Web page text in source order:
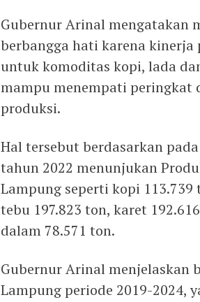
Gubernur Arinal mengatakan
berbangga hati karena
untuk komoditas kopi, lada
mampu menempati peringkat
produksi.
Hal tersebut berdasarkan
tahun 2022 menunjukan
Lampung seperti kopi 113.739
tebu 197.823 ton, karet
dalam 78.571 ton.
Gubernur Arinal menjelaskan
Lampung periode 2019-2024,